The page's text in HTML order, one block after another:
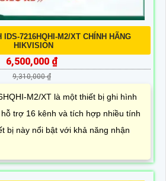
7216HQHI-M2/XT CHÍNH HÃNG
HIKVISION
6,500,000 ₫
9,310,000 ₫
M2/XT là một thiết bị ghi hình
trợ 16 kênh và tích hợp nhiều tính
bị này nổi bật với khả năng nhận